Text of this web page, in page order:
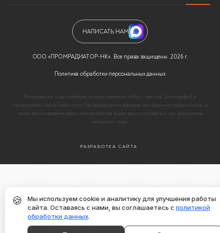
ООО «ПРОМРАДИАТОР-НК». Все права защищены. 2026 г.
Политика обработки персональных данных
НАПИСАТЬ НАМ
Копирование и дальнейшее испространение любых текстов, фотографий и
материалов с сайта hono-r.com без разрешения авторов или администрации сайта, а
также заимствование фрагментов текстов будет рассматриваться как нарушение
авторских прав.
РАЗРАБОТКА САЙТА
🍪
Мы используем cookie и аналитику для улучшения работы
сайта. Оставаясь с нами, вы соглашаетесь с политикой
обработки данных.